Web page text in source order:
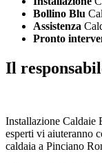
Bollino Blu
Assistenza
Pronto
Il
Installazione Caldaie
esperti vi aiuteranno
caldaia a Pinciano